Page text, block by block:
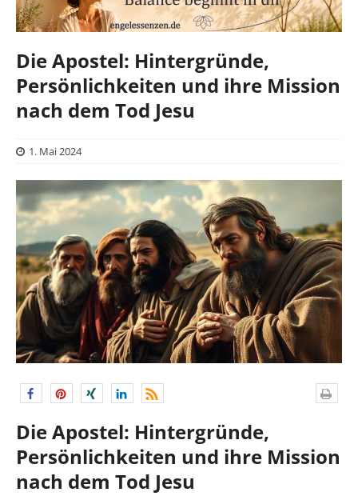
Die Apostel: Hintergründe,
Persönlichkeiten und ihre Mission
nach dem Tod Jesu
1. Mai 2024
Die Apostel: Hintergründe,
Persönlichkeiten und ihre Mission
nach dem Tod Jesu